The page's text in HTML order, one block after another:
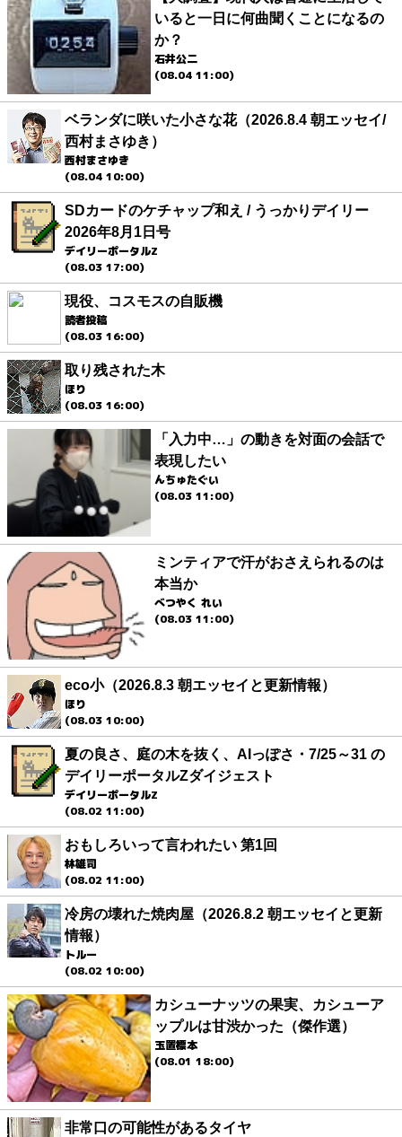
いると一日に何曲聞くことになるの
か？
石井公二
(08.04 11:00)
ベランダに咲いた小さな花（2026.8.4 朝エッセイ/
西村まさゆき）
西村まさゆき
(08.04 10:00)
SDカードのケチャップ和え / うっかりデイリー
2026年8月1日号
デイリーポータルZ
(08.03 17:00)
現役、コスモスの自販機
読者投稿
(08.03 16:00)
取り残された木
ほり
(08.03 16:00)
「入力中…」の動きを対面の会話で
表現したい
んちゅたぐい
(08.03 11:00)
ミンティアで汗がおさえられるのは
本当か
べつやく れい
(08.03 11:00)
eco小（2026.8.3 朝エッセイと更新情報）
ほり
(08.03 10:00)
夏の良さ、庭の木を抜く、AIっぽさ・7/25～31 の
デイリーポータルZダイジェスト
デイリーポータルZ
(08.02 11:00)
おもしろいって言われたい 第1回
林雄司
(08.02 11:00)
冷房の壊れた焼肉屋（2026.8.2 朝エッセイと更新
情報）
トルー
(08.02 10:00)
カシューナッツの果実、カシューア
ップルは甘渋かった（傑作選）
玉置標本
(08.01 18:00)
非常口の可能性があるタイヤ